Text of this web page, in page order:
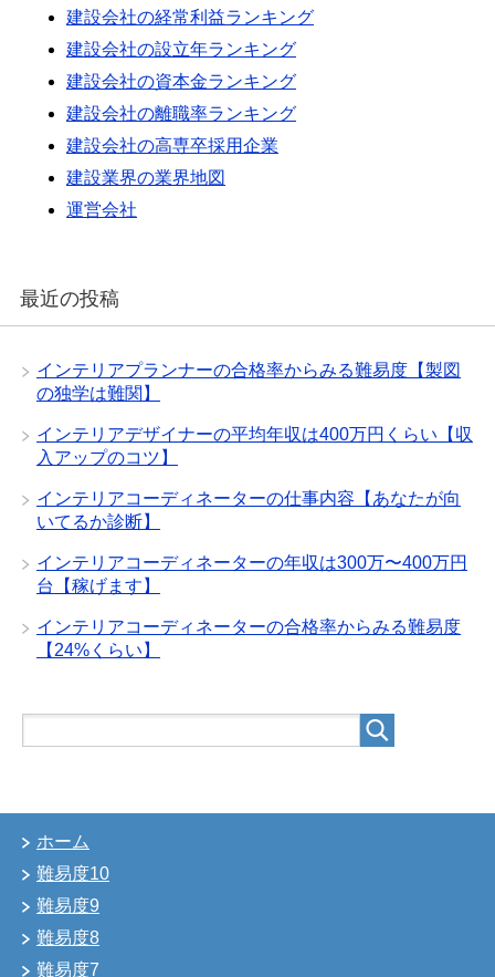
建設会社の経常利益ランキング
建設会社の設立年ランキング
建設会社の資本金ランキング
建設会社の離職率ランキング
建設会社の高専卒採用企業
建設業界の業界地図
運営会社
最近の投稿
インテリアプランナーの合格率からみる難易度【製図
の独学は難関】
インテリアデザイナーの平均年収は400万円くらい【収
入アップのコツ】
インテリアコーディネーターの仕事内容【あなたが向
いてるか診断】
インテリアコーディネーターの年収は300万〜400万円
台【稼げます】
インテリアコーディネーターの合格率からみる難易度
【24%くらい】
ホーム
難易度10
難易度9
難易度8
難易度7